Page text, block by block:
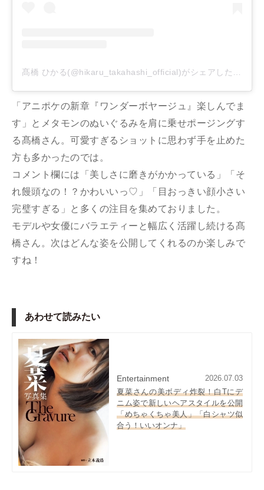
「アニポケの新章『ワンダーボヤージュ』楽しんでま
す」とメタモンのぬいぐるみを肩に乗せポージングす
る髙橋さん。可愛すぎるショットに思わず手を止めた
方も多かったのでは。
コメント欄には「美しさに磨きがかかっている」「そ
れ饅頭なの！？かわいいっ♡」「目おっきい顔小さい
完璧すぎる」と多くの注目を集めておりました。
モデルや女優にバラエティーと幅広く活躍し続ける髙
橋さん。次はどんな姿を公開してくれるのか楽しみで
すね！
あわせて読みたい
Entertainment
2026.07.03
夏菜さんの美ボディ炸裂！白Tにデ
ニム姿で新しいヘアスタイルを公開
「めちゃくちゃ美人」「白シャツ似
合う！いいオンナ」